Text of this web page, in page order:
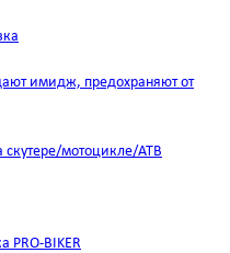
имидж, предохраняют от
мотоцикле/АТВ
PRO-BIKER